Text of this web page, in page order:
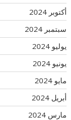
أكتوبر 2024
سبتمبر 2024
يوليو 2024
يونيو 2024
مايو 2024
أبريل 2024
مارس 2024